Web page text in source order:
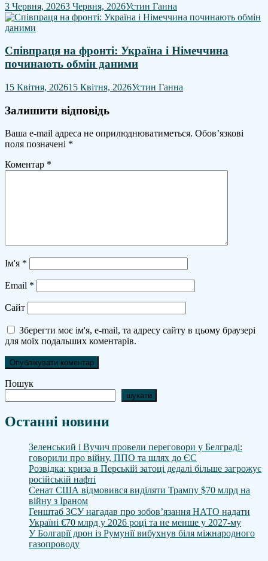
3 Червня, 20263 Червня, 2026Устин Ганна
Співпраця на фронті: Україна і Німеччина
починають обмін даними
15 Квітня, 202615 Квітня, 2026Устин Ганна
Залишити відповідь
Ваша e-mail адреса не оприлюднюватиметься. Обов’язкові
поля позначені *
Коментар *
Ім'я *
Email *
Сайт
Зберегти моє ім'я, e-mail, та адресу сайту в цьому браузері
для моїх подальших коментарів.
Пошук
шукати
Останні новини
Зеленський і Вучич провели переговори у Белграді:
говорили про війну, ППО та шлях до ЄС
Розвідка: криза в Перській затоці дедалі більше загрожує
російській нафті
Сенат США відмовився виділяти Трампу $70 млрд на
війну з Іраном
Генштаб ЗСУ нагадав про зобов’язання НАТО надати
Україні €70 млрд у 2026 році та не менше у 2027-му
У Болгарії дрон із Румунії вибухнув біля міжнародного
газопроводу